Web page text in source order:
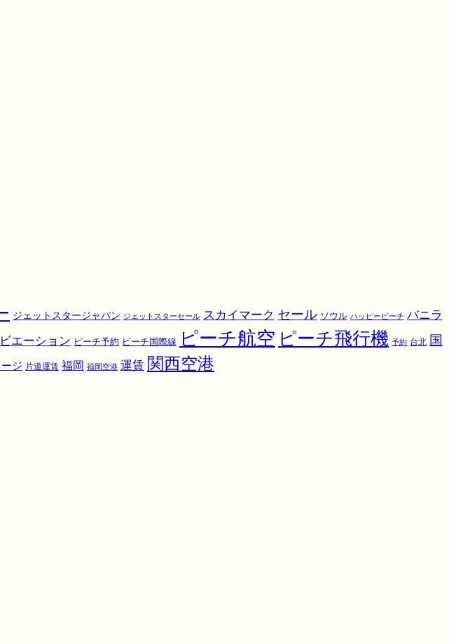
ジェットスタージャパン ジェットスターセール スカイマーク セール ソウル ハッピーピーチ バニラ
エーション ピーチ予約 ピーチ国際線 ピーチ航空 ピーチ飛行機 予約 台北 国
ジ 片道運賃 福岡 福岡空港 運賃 関西空港